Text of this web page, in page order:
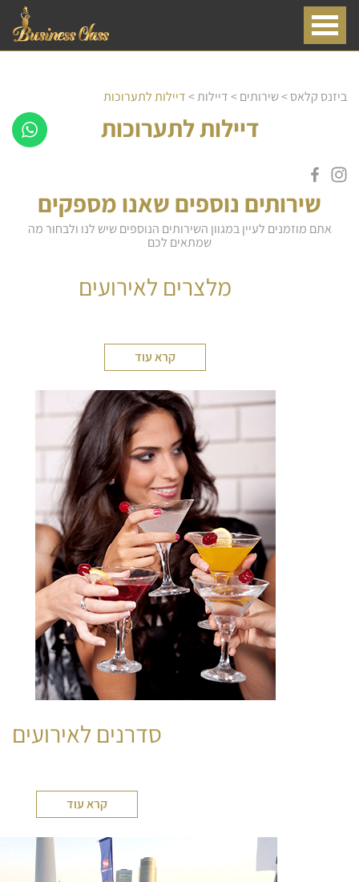
ביזנס קלאס>שירותים>דיילות>דיילות לתערוכות
דיילות לתערוכות
שירותים נוספים שאנו מספקים
אתם מוזמנים לעיין במגוון השירותים הנוספים שיש לנו ולבחור מה
שמתאים לכם
מלצרים לאירועים
קרא עוד
סדרנים לאירועים
קרא עוד